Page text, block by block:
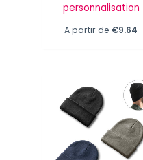
personnalisation
A partir de €9.64